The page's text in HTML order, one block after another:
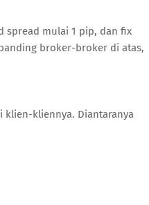
spread mulai 1 pip, dan fix
broker-broker di atas,
kliennya. Diantaranya